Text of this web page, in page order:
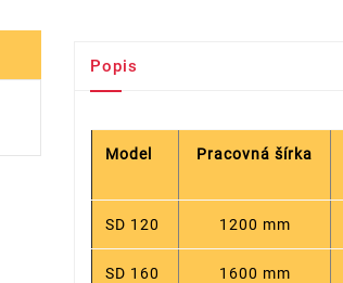
Popis
Model Pracovná šírka
SD 120 1200 mm
SD 160 1600 mm